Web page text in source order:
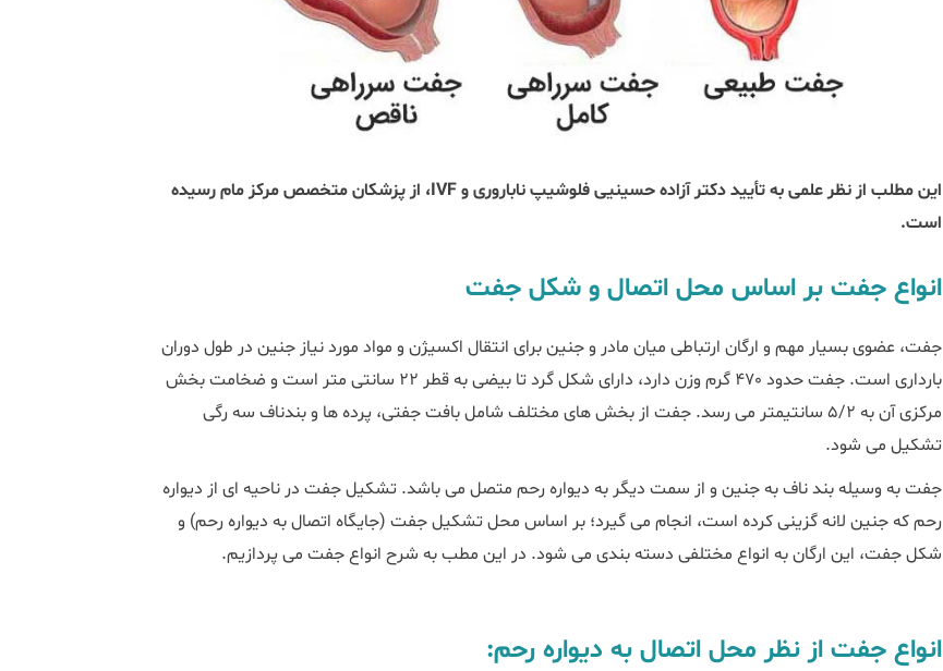
این مطلب از نظر علمی به تأیید دکتر آزاده حسینیی فلوشیپ ناباروری و IVF، از پزشکان متخصص مرکز مام رسیده
است.
انواع جفت بر اساس محل اتصال و شکل جفت
جفت، عضوی بسیار مهم و ارگان ارتباطی میان مادر و جنین برای انتقال اکسیژن و مواد مورد نیاز جنین در طول دوران
بارداری است. جفت حدود 470 گرم وزن دارد، دارای شکل گرد تا بیضی به قطر 22 سانتی متر است و ضخامت بخش
مرکزی آن به 5/2 سانتیمتر می رسد. جفت از بخش های مختلف شامل بافت جفتی، پرده ها و بندناف سه رگی
تشکیل می شود.
جفت به وسیله بند ناف به جنین و از سمت دیگر به دیواره رحم متصل می باشد. تشکیل جفت در ناحیه ای از دیواره
رحم که جنین لانه گزینی کرده است، انجام می گیرد؛ بر اساس محل تشکیل جفت (جایگاه اتصال به دیواره رحم) و
شکل جفت، این ارگان به انواع مختلفی دسته بندی می شود. در این مطب به شرح انواع جفت می پردازیم.
انواع جفت از نظر محل اتصال به دیواره رحم: